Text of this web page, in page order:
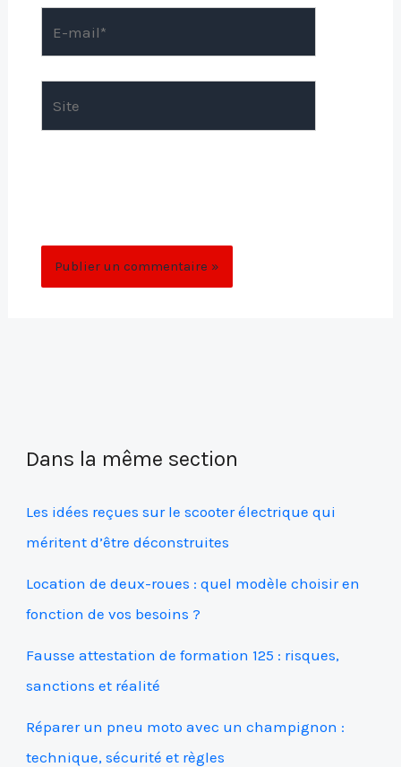
mail*
Dans la même section
Les idées reçues sur le scooter électrique qui
méritent d’être déconstruites
Location de deux-roues : quel modèle choisir en
fonction de vos besoins ?
Fausse attestation de formation 125 : risques,
sanctions et réalité
Réparer un pneu moto avec un champignon :
technique, sécurité et règles